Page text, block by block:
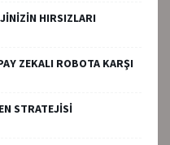
HIRSIZLARI
ZEKALI ROBOTA KARŞI
STRATEJİSİ